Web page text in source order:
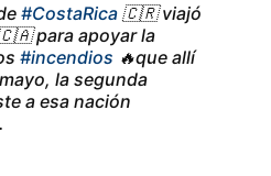
#CostaRica 🇨🇷 viajó
para apoyar la
#incendios 🔥que allí
la segunda
a esa nación